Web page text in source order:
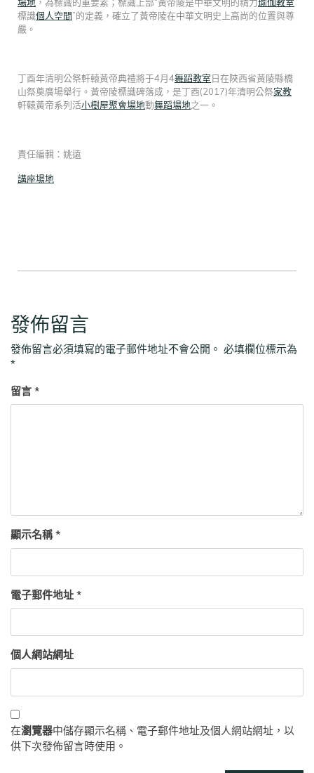
標識個人空間”的定義，確立了黃帝陵在中華文明史上高尚的位置與尊
嚴。
丁酉年清明公祭軒轅黃帝典禮將于4月4舞蹈教室日在陜西省黃陵縣橋
山祭奠廣場舉行。黃帝陵標識碑落成，是丁酉(2017)年清明公祭家教
軒轅黃帝系列活小樹屋聚會場地動舞蹈場地之一。
責任編輯：姚遠
講座場地
發佈留言
發佈留言必須填寫的電子郵件地址不會公開。 必填欄位標示為
*
留言 *
顯示名稱*
電子郵件地址 *
個人網站網址
在瀏覽器中儲存顯示名稱、電子郵件地址及個人網站網址，以
供下次發佈留言時使用。